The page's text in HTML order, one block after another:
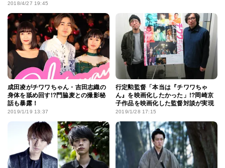
2018/4/27 19:45
成田凌がチワワちゃん・吉田志織の
身体を舐め回す!?門脇麦との撮影秘
話も暴露！
2019/1/19 13:37
行定勲監督「本当は『チワワちゃ
ん』を映画化したかった」!?岡崎京
子作品を映画化した監督対談が実現
2019/1/28 17:15